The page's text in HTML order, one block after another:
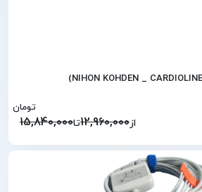
از12,960,000تا15,840,000
تومان